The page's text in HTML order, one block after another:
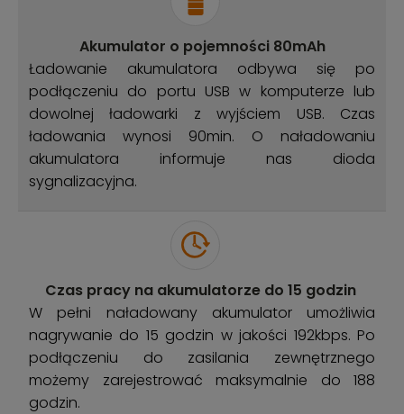
Akumulator o pojemności 80mAh
Ładowanie akumulatora odbywa się po
podłączeniu do portu USB w komputerze lub
dowolnej ładowarki z wyjściem USB. Czas
ładowania wynosi 90min. O naładowaniu
akumulatora informuje nas dioda
sygnalizacyjna.
Czas pracy na akumulatorze do 15 godzin
W pełni naładowany akumulator umożliwia
nagrywanie do 15 godzin w jakości 192kbps. Po
podłączeniu do zasilania zewnętrznego
możemy zarejestrować maksymalnie do 188
godzin.